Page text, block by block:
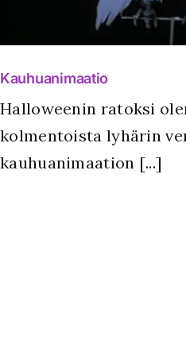
Kauhuanimaatio
Halloweenin ratoksi
kolmentoista lyhärin
kauhuanimaation [...]